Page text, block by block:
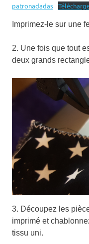
patronadadas
Imprimez-le sur une
2. Une fois que tout
deux grands
3. Découpez les
imprimé et
tissu uni.